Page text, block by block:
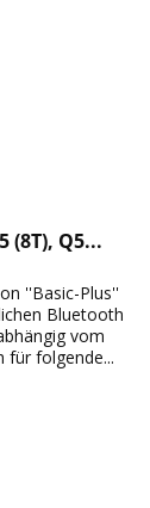
(8T), Q5...
''Basic-Plus''
Bluetooth
vom
für folgende...